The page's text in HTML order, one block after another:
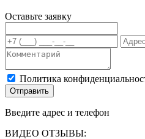
Оставьте заявку
Политика
Отправить
Введите адрес и телефон
ВИДЕО ОТЗЫВЫ: